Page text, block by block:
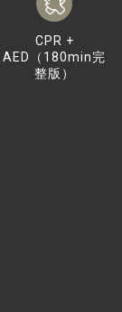
CPR +
AED（180min完
整版）